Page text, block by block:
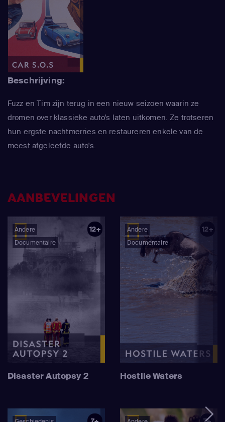
Beschrijving:
Fuzz en Tim zijn terug in een nieuw seizoen waarin ze
dromen over klassieke auto's laten uitkomen. Ze trotseren
hun ergste nachtmerries en restaureren enkele van de
meest afgeleefde auto's.
AANBEVELINGEN
Andere
Documentaire
12+
Disaster Autopsy 2
Andere
Documentaire
12+
Hostile Waters